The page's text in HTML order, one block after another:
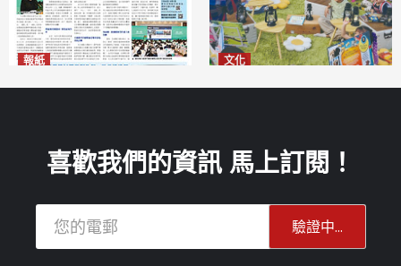
報紙 文化
喜歡我們的資訊 馬上訂閱！